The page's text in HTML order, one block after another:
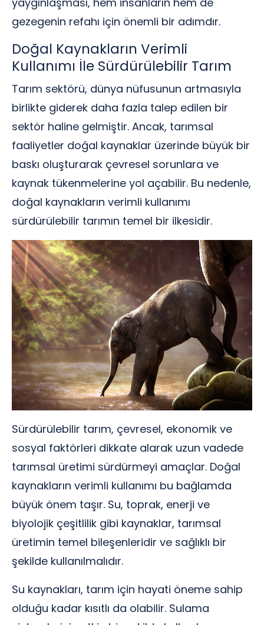
gezegenin refahı için önemli bir adımdır.
Doğal Kaynakların Verimli
Kullanımı İle Sürdürülebilir Tarım
Tarım sektörü, dünya nüfusunun artmasıyla
birlikte giderek daha fazla talep edilen bir
sektör haline gelmiştir. Ancak, tarımsal
faaliyetler doğal kaynaklar üzerinde büyük bir
baskı oluşturarak çevresel sorunlara ve
kaynak tükenmelerine yol açabilir. Bu nedenle,
doğal kaynakların verimli kullanımı
sürdürülebilir tarımın temel bir ilkesidir.
Sürdürülebilir tarım, çevresel, ekonomik ve
sosyal faktörleri dikkate alarak uzun vadede
tarımsal üretimi sürdürmeyi amaçlar. Doğal
kaynakların verimli kullanımı bu bağlamda
büyük önem taşır. Su, toprak, enerji ve
biyolojik çeşitlilik gibi kaynaklar, tarımsal
üretimin temel bileşenleridir ve sağlıklı bir
şekilde kullanılmalıdır.
Su kaynakları, tarım için hayati öneme sahip
olduğu kadar kısıtlı da olabilir. Sulama